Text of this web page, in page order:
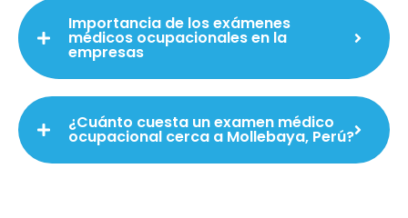
Importancia de los exámenes
médicos ocupacionales en la
empresas
¿Cuánto cuesta un examen médico
ocupacional cerca a Mollebaya, Perú?